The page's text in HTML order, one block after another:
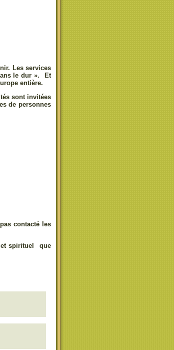
Les services
le dur ». Et
entière.
sont invitées
de personnes
contacté les
et spirituel que